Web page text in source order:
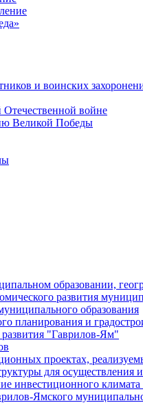
и воинских
войне
Великой Победы
образовании,
развития
образования
планирования и
"Гаврилов-Ям"
проектах,
для осуществления
инвестиционного климата
Ямского